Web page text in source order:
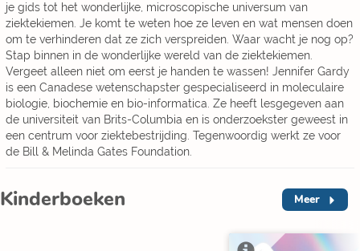
je gids tot het wonderlijke, microscopische universum van
ziektekiemen. Je komt te weten hoe ze leven en wat mensen doen
om te verhinderen dat ze zich verspreiden. Waar wacht je nog op?
Stap binnen in de wonderlijke wereld van de ziektekiemen.
Vergeet alleen niet om eerst je handen te wassen! Jennifer Gardy
is een Canadese wetenschapster gespecialiseerd in moleculaire
biologie, biochemie en bio-informatica. Ze heeft lesgegeven aan
de universiteit van Brits-Columbia en is onderzoekster geweest in
een centrum voor ziektebestrijding. Tegenwoordig werkt ze voor
de Bill & Melinda Gates Foundation.
Kinderboeken Meer